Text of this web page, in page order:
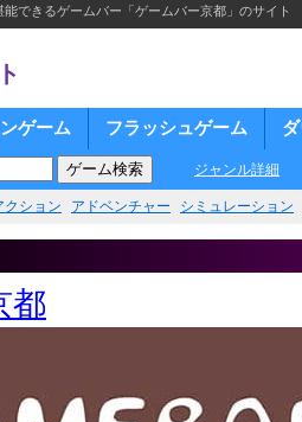
できるゲームバー「ゲームバー京都」のサイト
ゲーム フラッシュゲーム
ジャンル詳細
クション アドベンチャー シミュレーション
都